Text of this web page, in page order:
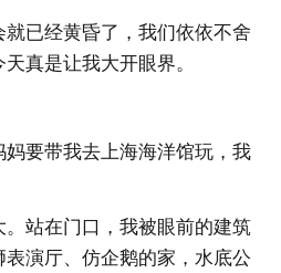
已经黄昏了，我们依依不舍
真是让我大开眼界。
要带我去上海海洋馆玩，我
。站在门口，我被眼前的建筑
演厅、仿企鹅的家，水底公